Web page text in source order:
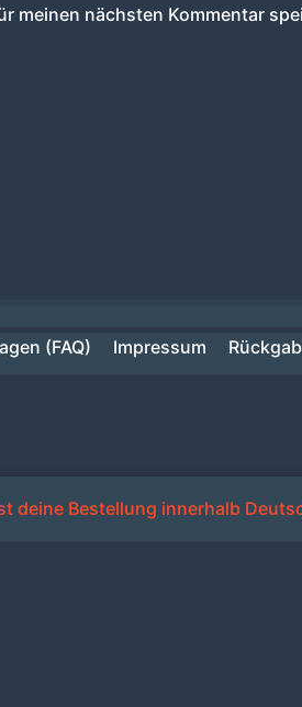
deine Bestellung innerhalb
meinen nächsten Kommentar
(FAQ) Impressum